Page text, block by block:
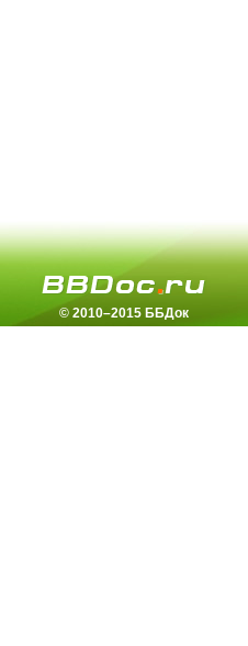
© 2010–2015 ББДок